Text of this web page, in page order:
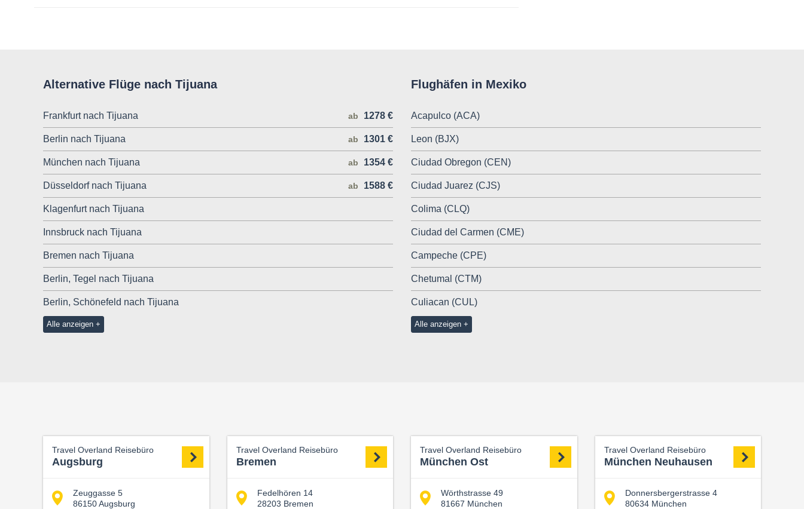
Alternative Flüge nach Tijuana
Frankfurt nach Tijuana ab 1278 €
Berlin nach Tijuana ab 1301 €
München nach Tijuana ab 1354 €
Düsseldorf nach Tijuana ab 1588 €
Klagenfurt nach Tijuana
Innsbruck nach Tijuana
Bremen nach Tijuana
Berlin, Tegel nach Tijuana
Berlin, Schönefeld nach Tijuana
Alle anzeigen
Flughäfen in Mexiko
Acapulco (ACA)
Leon (BJX)
Ciudad Obregon (CEN)
Ciudad Juarez (CJS)
Colima (CLQ)
Ciudad del Carmen (CME)
Campeche (CPE)
Chetumal (CTM)
Culiacan (CUL)
Alle anzeigen
Travel Overland Reisebüro
Augsburg
Zeuggasse 5
86150 Augsburg
Travel Overland Reisebüro
Bremen
Fedelhören 14
28203 Bremen
Travel Overland Reisebüro
München Ost
Wörthstrasse 49
81667 München
Travel Overland Reisebüro
München Neuhausen
Donnersbergerstrasse 4
80634 München